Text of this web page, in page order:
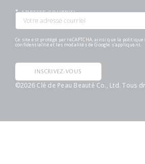
*ADRESSE COURRIEL
Ce site est protégé par reCAPTCHA, ainsi que la politique
confidentialité et les modalitésde Google s'appliquent.
INSCRIVEZ-VOUS
©2026 Clé de Peau Beauté Co., Ltd. Tous